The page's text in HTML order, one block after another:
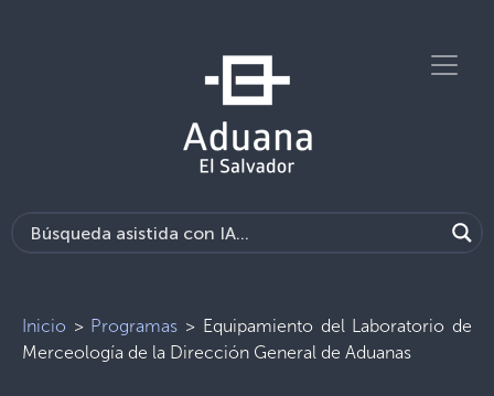
Inicio > Programas > Equipamiento del Laboratorio de
Merceología de la Dirección General de Aduanas